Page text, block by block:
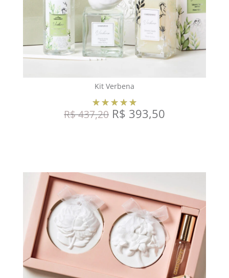
Kit Verbena
R$437,20 R$ 393,50